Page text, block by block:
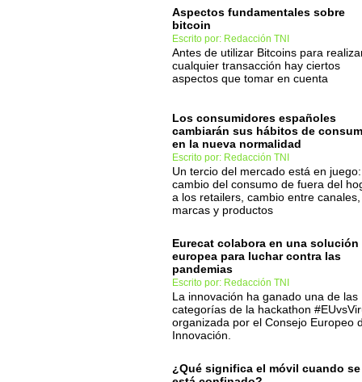
Aspectos fundamentales sobre
bitcoin
Escrito por: Redacción TNI
Antes de utilizar Bitcoins para
cualquier transacción hay ciertos
aspectos que tomar en cuenta
Los consumidores españoles
cambiarán sus hábitos de
en la nueva normalidad
Escrito por: Redacción TNI
Un tercio del mercado está en juego:
cambio del consumo de fuera del
a los retailers, cambio entre canales,
marcas y productos
Eurecat colabora en una solución
europea para luchar contra las
pandemias
Escrito por: Redacción TNI
La innovación ha ganado una de las
categorías de la hackathon
organizada por el Consejo Europeo
Innovación.
¿Qué significa el móvil cuando se